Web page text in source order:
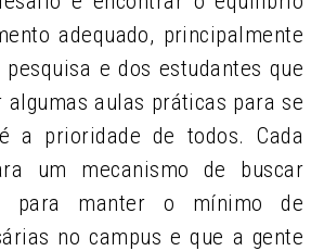
adequado, principalmente
e dos estudantes que
aulas práticas para se
a prioridade de todos. Cada
um mecanismo de buscar
para manter o mínimo de
no campus e que a gente